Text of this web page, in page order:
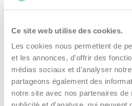
Ce site web utilise des cookies.
Les cookies nous permettent de
et les annonces, d'offrir des
médias sociaux et d'analyser
partageons également des
notre site avec nos partenaires de